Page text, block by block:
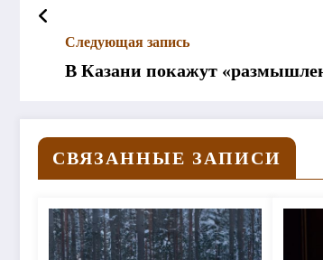
Следующая запись
В Казани покажут
СВЯЗАННЫЕ ЗАПИСИ